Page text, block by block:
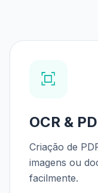
OCR &
Criação de
imagens ou
facilmente.